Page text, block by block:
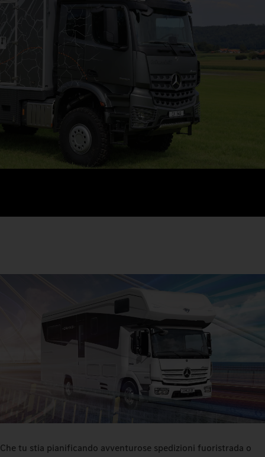
Che tu stia pianificando avventurose spedizioni fuoristrada o